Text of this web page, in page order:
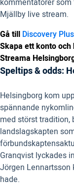
kommentatorer
Mjällby live stream.
Gå till Discovery Plus
Skapa ett konto
Streama
Speltips & odds:
Helsingborg kom
spännande
med störst tradition,
landslagskapten
Granqvist lyckades
Jörgen
hade.